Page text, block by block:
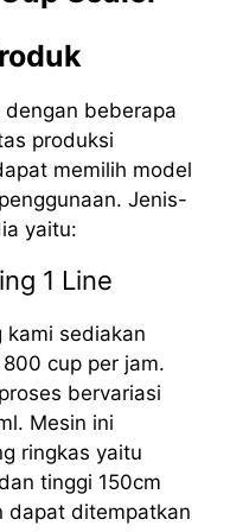
dengan beberapa
produksi
memilih model
Jenis-
yaitu:
1 Line
kami sediakan
cup per jam.
bervariasi
Mesin ini
ringkas yaitu
tinggi 150cm
dapat ditempatkan